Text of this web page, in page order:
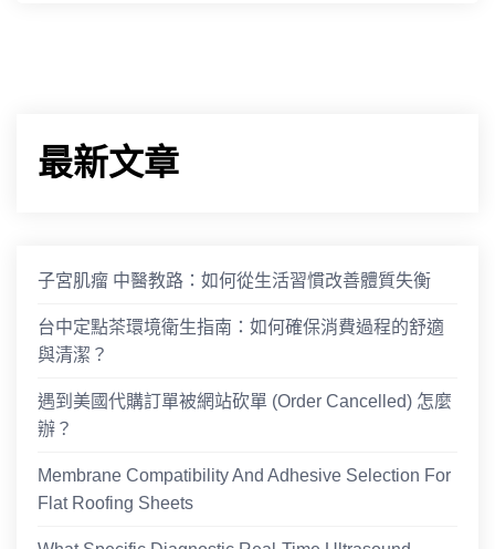
最新文章
子宮肌瘤 中醫教路：如何從生活習慣改善體質失衡
台中定點茶環境衛生指南：如何確保消費過程的舒適
與清潔？
遇到美國代購訂單被網站砍單 (Order Cancelled) 怎麼
辦？
Membrane Compatibility And Adhesive Selection For
Flat Roofing Sheets